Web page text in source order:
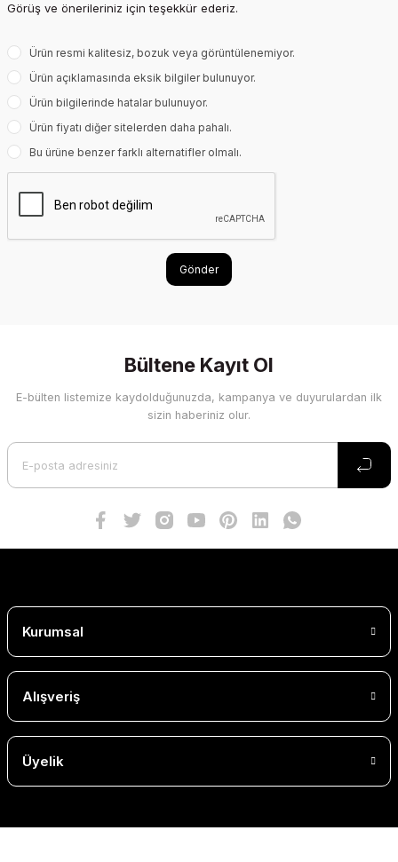
Görüş ve önerileriniz için teşekkür ederiz.
Ürün resmi kalitesiz, bozuk veya görüntülenemiyor.
Ürün açıklamasında eksik bilgiler bulunuyor.
Ürün bilgilerinde hatalar bulunuyor.
Ürün fiyatı diğer sitelerden daha pahalı.
Bu ürüne benzer farklı alternatifler olmalı.
Gönder
Bültene Kayıt Ol
E-bülten listemize kaydolduğunuzda, kampanya ve duyurulardan ilk
sizin haberiniz olur.
Kurumsal
Alışveriş
Üyelik